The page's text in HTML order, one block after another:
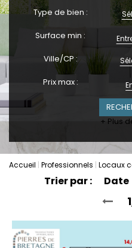
Type de bien :
Surface min :
Ville/CP :
Prix max :
+ Plus
Accueil Professionnels Locaux
Trier par : Date